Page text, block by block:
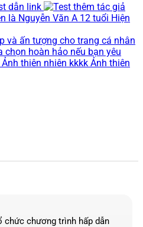
dẫn link
là Nguyễn Văn A 12 tuổi Hiện
hoàn hảo nếu bạn yêu
Ảnh thiên nhiên kkkk Ảnh thiên
chức chương trình hấp dẫn